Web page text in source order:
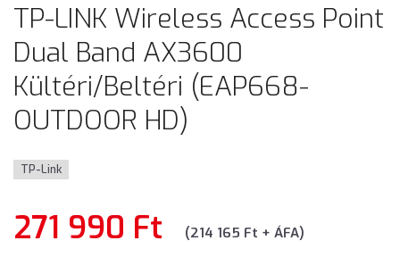
TP-LINK Wireless Access Point
Dual Band AX3600
Kültéri/Beltéri (EAP668-
OUTDOOR HD)
TP-Link
271 990 Ft (214 165 Ft + ÁFA)